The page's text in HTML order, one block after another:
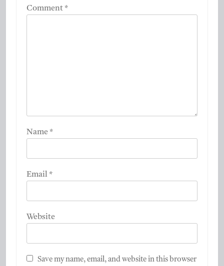
Comment*
Name*
Email*
Website
Save my name, email, and website in this browser